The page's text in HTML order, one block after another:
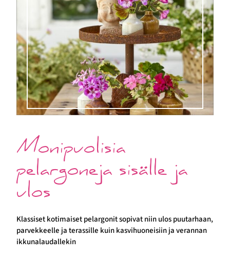
Monipuolisia
pelargoneja sisälle ja
ulos
Klassiset kotimaiset pelargonit sopivat niin ulos puutarhaan,
parvekkeelle ja terassille kuin kasvihuoneisiin ja verannan
ikkunalaudallekin